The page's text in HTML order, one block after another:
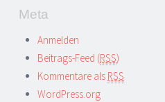
Meta
Anmelden
Beitrags-Feed (RSS)
Kommentare als RSS
WordPress.org